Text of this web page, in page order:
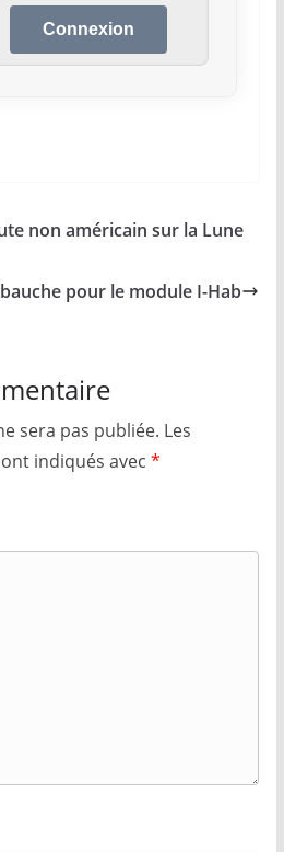
non américain sur la Lune
pour le module I-Hab
sera pas publiée. Les
indiqués avec *